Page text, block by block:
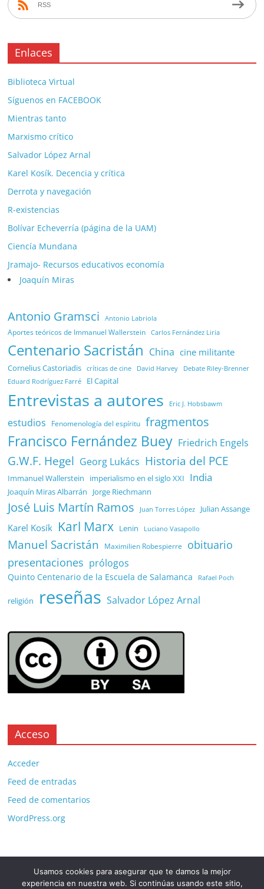
RSS
Enlaces
Biblioteca Virtual
Síguenos en FACEBOOK
Mientras tanto
Marxismo crítico
Salvador López Arnal
Karel Kosík. Decencia y crítica
Derrota y navegación
R-existencias
Bolívar Echeverría (página de la UAM)
Ciencía Mundana
Jramajo- Recursos educativos economía
Joaquín Miras
Antonio Gramsci Antonio Labriola
Aportes teóricos de Immanuel Wallerstein Carlos Fernández Liria
Centenario Sacristán China cine militante
Cornelius Castoriadis críticas de cine David Harvey Debate Riley-Brenner
Eduard Rodríguez Farré El Capital
Entrevistas a autores Eric J. Hobsbawm
estudios Fenomenología del espíritu fragmentos
Francisco Fernández Buey Friedrich Engels
G.W.F. Hegel Georg Lukács Historia del PCE
Immanuel Wallerstein imperialismo en el siglo XXI India
Joaquín Miras Albarrán Jorge Riechmann
José Luis Martín Ramos Juan Torres López Julian Assange
Karel Kosík Karl Marx Lenin Luciano Vasapollo
Manuel Sacristán Maximilien Robespierre
obituario
presentaciones prólogos
Quinto Centenario de la Escuela de Salamanca Rafael Poch
religión reseñas Salvador López Arnal
Acceso
Acceder
Feed de entradas
Feed de comentarios
WordPress.org
Copyright © 2026 . All rights reserved.
Usamos cookies para asegurar que te damos la mejor
experiencia en nuestra web. Si continúas usando este sitio,